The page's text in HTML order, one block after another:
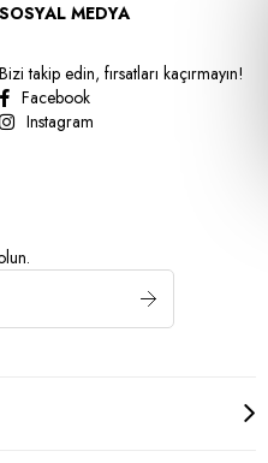
SOSYAL MEDYA
Bizi takip edin, fırsatları kaçırmayın!
Facebook
Instagram